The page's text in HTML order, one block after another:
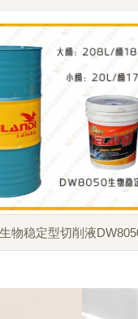
物稳定型切削液